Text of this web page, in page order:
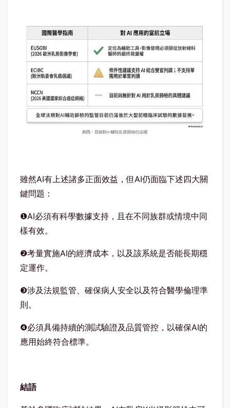
雖然AI有上述諸多正面效益，但 AI仍面臨下述四大關
鍵問題：
❶AI必須有科學數據支持，且在不同族群或情境中同
樣有效。
❷考量實施AI的經濟成本，以及該系統是否能長期穩
定運作。
❸涉及法規監管、確保病人安全以及符合醫學倫理準
則。
❹必須具備持續的測試驗證及品質管控，以確保AI的
應用始終符合標準。
結語